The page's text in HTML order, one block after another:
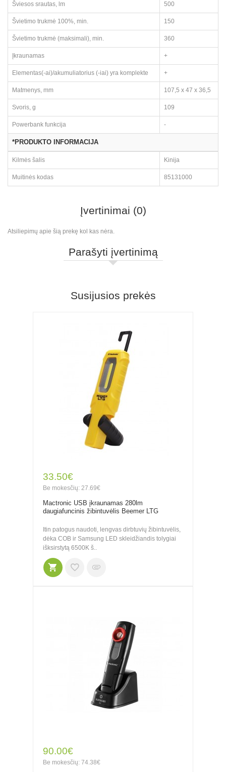
Šviesos srautas, lm 500
Švietimo trukmė 100%, min. 150
Švietimo trukmė (maksimali), min. 360
Įkraunamas +
Elementas(-ai)/akumuliatorius (-iai) yra komplekte +
Matmenys, mm 107,5 x 47 x 36,5
Svoris, g 109
Powerbank funkcija -
*PRODUKTO INFORMACIJA
Kilmės šalis Kinija
Muitinės kodas 85131000
Įvertinimai (0)
Atsiliepimų apie šią prekę kol kas nėra.
Parašyti įvertinimą
Susijusios prekės
33.50€
Be mokesčių: 27.69€
Mactronic USB įkraunamas 280lm
daugiafuncinis žibintuvėlis Beemer LTG
Itin patogus naudoti, lengvas dirbtuvių žibintuvėlis,
dėka COB ir Samsung LED skleidžiandis tolygiai
išksirstytą 6500K š..
90.00€
Be mokesčių: 74.38€